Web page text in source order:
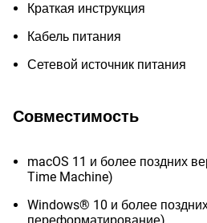
Краткая инструкция
Кабель питания
Сетевой источник питания
Совместимость
macOS 11 и более поздних
Time Machine)
Windows® 10 и более